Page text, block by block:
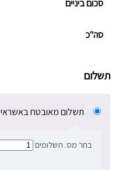
סכום ביניים
סה"כ
תשלום
תשלום מאובטח באשראי
בחר מס. תשלומים